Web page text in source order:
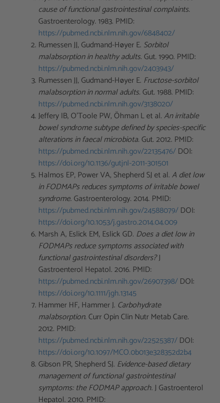
cause of functional gastrointestinal complaints.
Gastroenterology. 1983. PMID:
https://pubmed.ncbi.nlm.nih.gov/6848402/
Rumessen JJ, Gudmand-Høyer E. Sorbitol
malabsorption in healthy adults. Gut. 1990. PMID:
https://pubmed.ncbi.nlm.nih.gov/2403943/
Rumessen JJ, Gudmand-Høyer E. Fructose-sorbitol
malabsorption in normal adults. Gut. 1988. PMID:
https://pubmed.ncbi.nlm.nih.gov/3138020/
Jeffery IB, O’Toole PW, Öhman L et al.An irritable
bowel syndrome subtype defined by species-specific
alterations in faecal microbiota. Gut. 2012. PMID:
https://pubmed.ncbi.nlm.nih.gov/22135476/DOI:
https://doi.org/10.1136/gutjnl-2011-301501
Halmos EP, Power VA, Shepherd SJ et al.A diet low
in FODMAPs reduces symptoms of irritable bowel
syndrome. Gastroenterology. 2014. PMID:
https://pubmed.ncbi.nlm.nih.gov/24588079/DOI:
https://doi.org/10.1053/j.gastro.2014.04.009
Marsh A, Eslick EM, Eslick GD. Does a diet low in
FODMAPs reduce symptoms associated with
functional gastrointestinal disorders?J
Gastroenterol Hepatol. 2016. PMID:
https://pubmed.ncbi.nlm.nih.gov/26907398/DOI:
https://doi.org/10.1111/jgh.13145
Hammer HF, Hammer J. Carbohydrate
malabsorption. Curr Opin Clin Nutr Metab Care.
2012. PMID:
https://pubmed.ncbi.nlm.nih.gov/22525387/DOI:
https://doi.org/10.1097/MCO.0b013e328352d2b4
Gibson PR, Shepherd SJ. Evidence-based dietary
management of functional gastrointestinal
symptoms: the FODMAP approach.J Gastroenterol
Hepatol. 2010. PMID: